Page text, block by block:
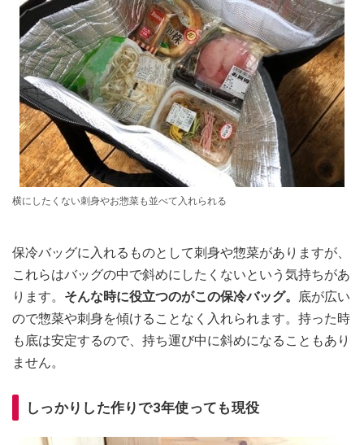
横にしたくない刺身やお惣菜も並べて入れられる
保冷バッグに入れるものとして刺身や惣菜がありますが、
これらはバッグの中で斜めにしたくないという気持ちがあ
ります。 そんな時に役立つのがこの保冷バッグ。 底が広い
ので惣菜や刺身を傾けることなく入れられます。持った時
も底は安定するので、持ち運び中に斜めになることもあり
ません。
しっかりした作りで3年使っても現役